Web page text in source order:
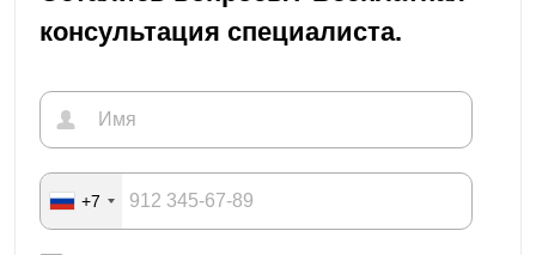
консультация специалиста.
+7